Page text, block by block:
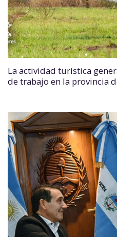
La actividad turística
de trabajo en la provincia